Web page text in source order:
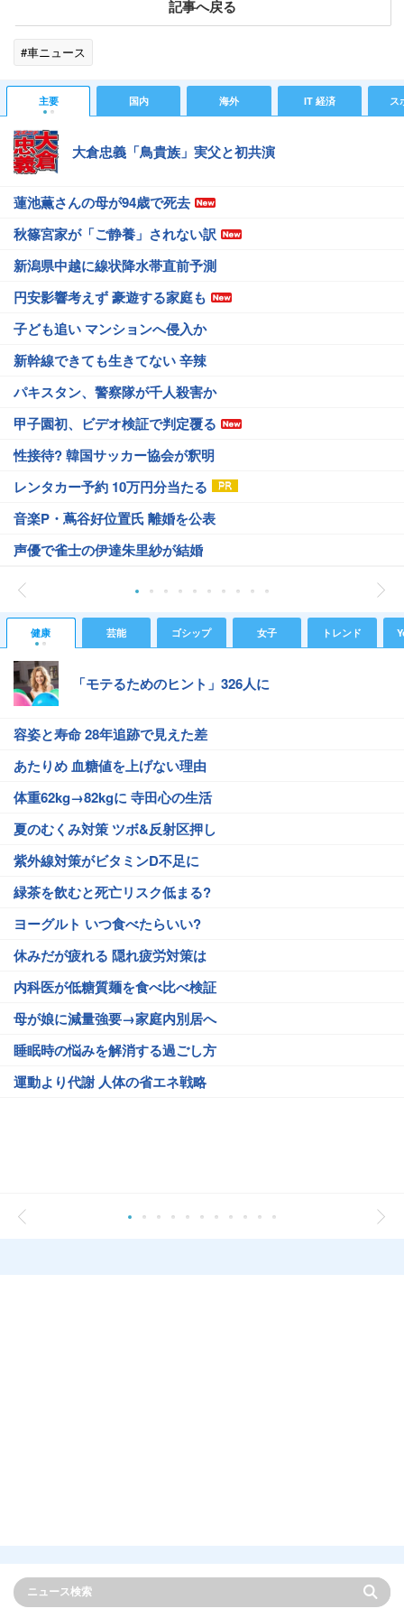
記事へ戻る
#車ニュース
主要 国内 海外 IT 経済 ス
大倉忠義「鳥貴族」実父と初共演
蓮池薫さんの母が94歳で死去
秋篠宮家が「ご静養」されない訳
新潟県中越に線状降水帯直前予測
円安影響考えず 豪遊する家庭も
子ども追い マンションへ侵入か
新幹線できても生きてない 辛辣
パキスタン、警察隊が千人殺害か
甲子園初、ビデオ検証で判定覆る
性接待? 韓国サッカー協会が釈明
レンタカー予約 10万円分当たる
音楽P・蔦谷好位置氏 離婚を公表
声優で雀士の伊達朱里紗が結婚
健康 芸能 ゴシップ 女子 トレンド
「モテるためのヒント」326人に
容姿と寿命 28年追跡で見えた差
あたりめ 血糖値を上げない理由
体重62kg→82kgに 寺田心の生活
夏のむくみ対策 ツボ&反射区押し
紫外線対策がビタミンD不足に
緑茶を飲むと死亡リスク低まる?
ヨーグルト いつ食べたらいい?
休みだが疲れる 隠れ疲労対策は
内科医が低糖質麺を食べ比べ検証
母が娘に減量強要→家庭内別居へ
睡眠時の悩みを解消する過ごし方
運動より代謝 人体の省エネ戦略